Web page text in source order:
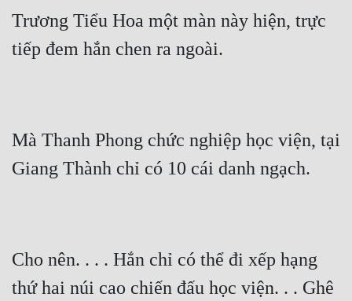
Trương Tiểu Hoa một màn này hiện, trực
tiếp đem hắn chen ra ngoài.
Mà Thanh Phong chức nghiệp học viện, tại
Giang Thành chỉ có 10 cái danh ngạch.
Cho nên. . . . Hắn chỉ có thể đi xếp hạng
thứ hai núi cao chiến đấu học viện. . . Ghê